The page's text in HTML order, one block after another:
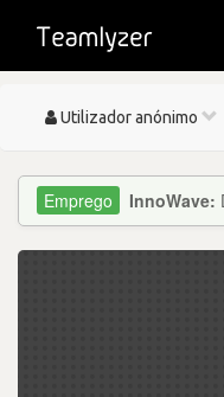
Toggle
Utilizador anónimo
InnoWave: